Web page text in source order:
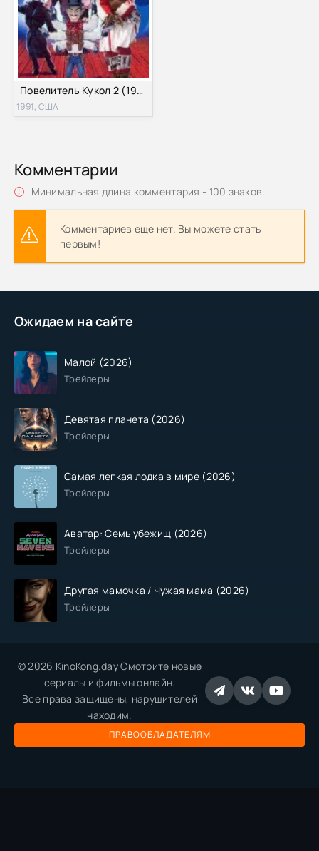
Ожидаем на сайте
Малой (2026)
Трейлеры
Девятая планета (2026)
Трейлеры
Самая легкая лодка в мире (2026)
Трейлеры
Аватар: Семь убежищ (2026)
Трейлеры
Другая мамочка / Чужая мама (2026)
Трейлеры
Повелитель Кукол 2 (1991)
1991, США
Комментарии
Минимальная длина комментария - 100 знаков.
Комментариев еще нет. Вы можете стать
первым!
© 2026 KinoKong.day Смотрите новые
сериалы и фильмы онлайн.
Все права защищены, нарушителей
находим.
ПРАВООБЛАДАТЕЛЯМ